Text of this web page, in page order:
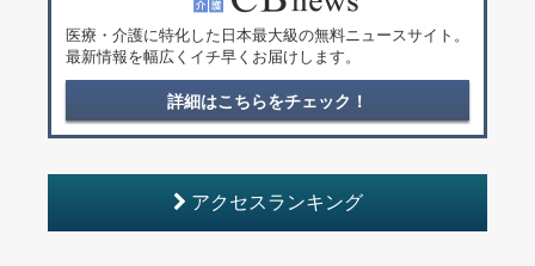
医療・介護に特化した日本最大級の無料ニュースサイト。
最新情報を幅広くイチ早くお届けします。
詳細はこちらをチェック！
アクセスランキング